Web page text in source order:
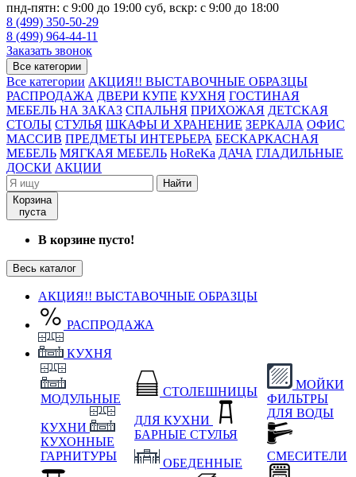
пнд-пятн: с 9:00 до 19:00 суб, вскр: с 9:00 до 18:00
8 (499) 350-50-29
8 (499) 964-44-11
Заказать звонок
Все категории
Все категории АКЦИЯ!! ВЫСТАВОЧНЫЕ ОБРАЗЦЫ
РАСПРОДАЖА ДВЕРИ КУПЕ КУХНЯ ГОСТИНАЯ
МЕБЕЛЬ НА ЗАКАЗ СПАЛЬНЯ ПРИХОЖАЯ ДЕТСКАЯ
СТОЛЫ СТУЛЬЯ ШКАФЫ И ХРАНЕНИЕ ЗЕРКАЛА ОФИС
МАССИВ ПРЕДМЕТЫ ИНТЕРЬЕРА БЕСКАРКАСНАЯ
МЕБЕЛЬ МЯГКАЯ МЕБЕЛЬ HoReKa ДАЧА ГЛАДИЛЬНЫЕ
ДОСКИ АКЦИИ
Найти
Корзина
пуста
В корзине пусто!
Весь каталог
АКЦИЯ!! ВЫСТАВОЧНЫЕ ОБРАЗЦЫ
РАСПРОДАЖА
КУХНЯ
МОДУЛЬНЫЕ
КУХНИ
КУХОННЫЕ
ГАРНИТУРЫ
СТОЛЕШНИЦЫ
ДЛЯ КУХНИ
БАРНЫЕ СТУЛЬЯ
ОБЕДЕННЫЕ
МОЙКИ
ФИЛЬТРЫ
ДЛЯ ВОДЫ
СМЕСИТЕЛИ